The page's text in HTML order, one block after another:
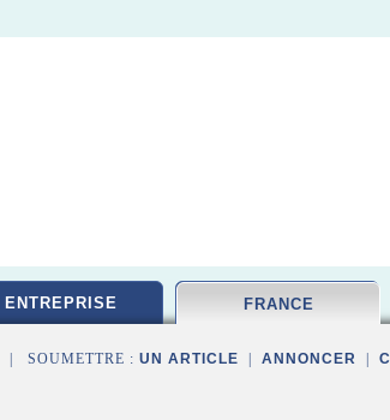
ENTREPRISE FRANCE
| SOUMETTRE : UN ARTICLE ANNONCER